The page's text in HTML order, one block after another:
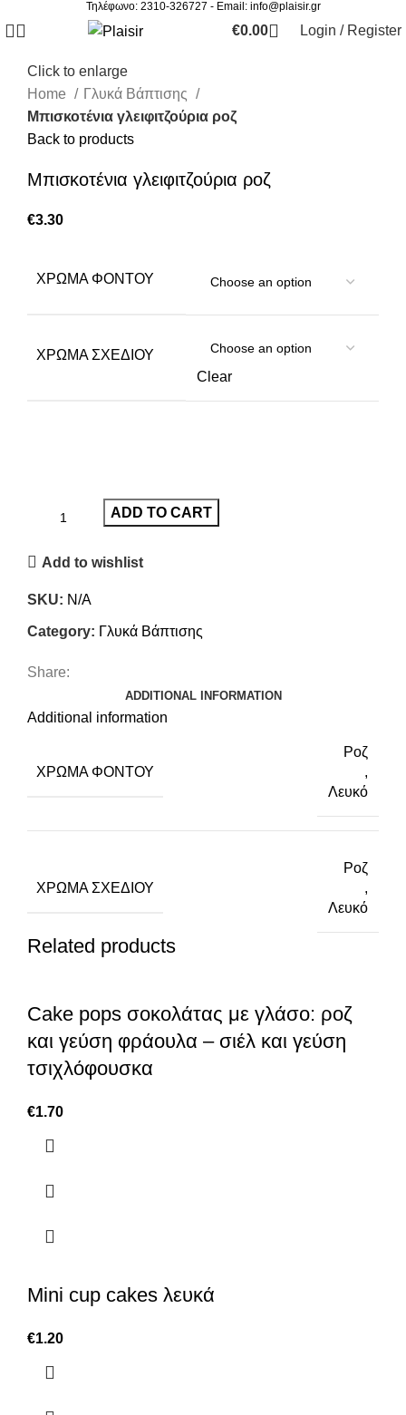
Τηλέφωνο: 2310-326727 - Email: info@plaisir.gr
€0.00 Login / Register
Click to enlarge
Home
Γλυκά Βάπτισης
Μπισκοτένια γλειφιτζούρια ροζ
Back to products
Μπισκοτένια γλειφιτζούρια ροζ
€3.30
ΧΡΏΜΑ ΦΌΝΤΟΥ
ΧΡΏΜΑ ΣΧΕΔΊΟΥ
Clear
ADD TO CART
Add to wishlist
SKU: N/A
Category: Γλυκά Βάπτισης
Share:
ADDITIONAL INFORMATION
Additional information
ΧΡΏΜΑ ΦΌΝΤΟΥ
Ροζ
,
Λευκό
ΧΡΏΜΑ ΣΧΕΔΊΟΥ
Ροζ
,
Λευκό
Related products
Cake pops σοκολάτας με γλάσο: ροζ
και γεύση φράουλα – σιέλ και γεύση
τσιχλόφουσκα
€1.70
Mini cup cakes λευκά
€1.20